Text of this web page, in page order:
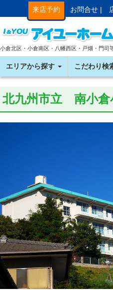
来店予約 お問合せ |
小倉北区・小倉南区・八幡西区・戸畑・門司
エリアから探す こだわり検
北九州市立 南小倉